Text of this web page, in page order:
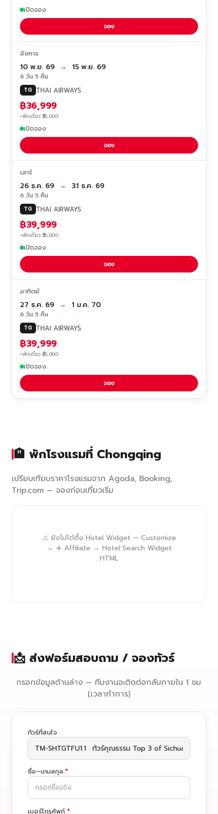
เปิดจอง
จอง
อังคาร
10 พ.ย. 69 → 15 พ.ย. 69
6 วัน 5 คืน
TG THAI AIRWAYS
฿36,999
+พักเดี่ยว ฿5,000
เปิดจอง
จอง
เสาร์
26 ธ.ค. 69 → 31 ธ.ค. 69
6 วัน 5 คืน
TG THAI AIRWAYS
฿39,999
+พักเดี่ยว ฿5,000
เปิดจอง
จอง
อาทิตย์
27 ธ.ค. 69 → 1 ม.ค. 70
6 วัน 5 คืน
TG THAI AIRWAYS
฿39,999
+พักเดี่ยว ฿5,000
เปิดจอง
จอง
🏨 พักโรงแรมที่ Chongqing
เปรียบเทียบราคาโรงแรมจาก Agoda, Booking,
Trip.com — จองก่อนเที่ยวเริ่ม
⚠ ยังไม่ได้ตั้ง Hotel Widget — Customize
→ ✈️ Affiliate → Hotel Search Widget
HTML
📩 ส่งฟอร์มสอบถาม / จองทัวร์
กรอกข้อมูลด้านล่าง — ทีมงานจะติดต่อกลับภายใน 1 ชม.
(เวลาทำการ)
ทัวร์ที่สนใจ
ชื่อ–นามสกุล *
เบอร์โทรศัพท์ *